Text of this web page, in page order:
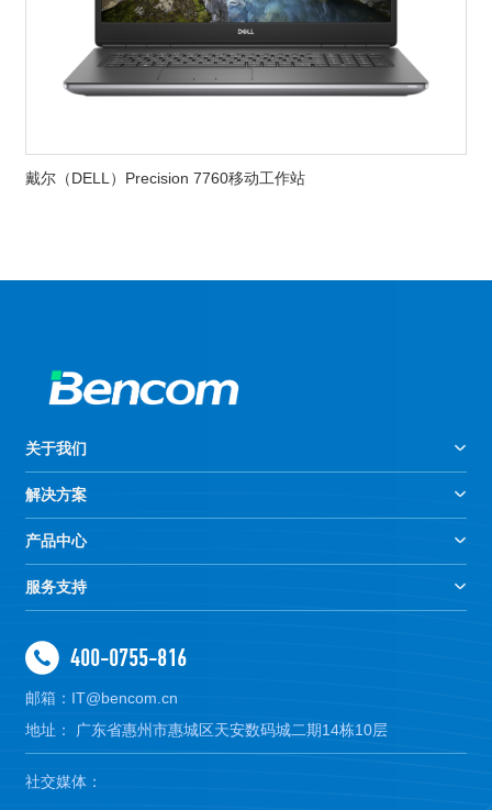
戴尔（DELL）Precision 7760移动工作站
关于我们
解决方案
产品中心
服务支持
400-0755-816
邮箱：IT@bencom.cn
地址： 广东省惠州市惠城区天安数码城二期14栋10层
社交媒体：
获得BENCOM技术专家的免费咨询，挖掘企业的技术潜力。
400-0755-816